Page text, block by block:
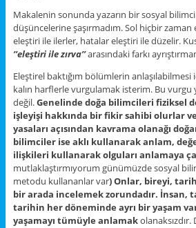
Makalenin sonunda yazarın bir sosyal
düşüncelerine şaşırmadım. Sol hiçbir
eleştiri ile ilerler, hatalar eleştiri ile düzelir.
’’eleştiri ile zırva’’arasındaki farkı
Eleştirel baktığım bölümlerin
kalın harflerle vurgulamak isterim. Bu vurgu
değil.Genelinde doğa bilimcileri fiziksel
işleyişi hakkında bir fikir sahibi olurlar
yasaları açısından kavrama olanağı
bilimciler ise aklı kullanarak anlam,
ilişkileri kullanarak olguları anlamaya
mutlaklaştırmıyorum günümüzde sosyal
metodu kullananlar var) Onlar, bireyi,
bir arada incelemek zorundadır. İnsan,
tarihin her döneminde ayrı bir yaşam
yaşamayı tümüyle anlamak